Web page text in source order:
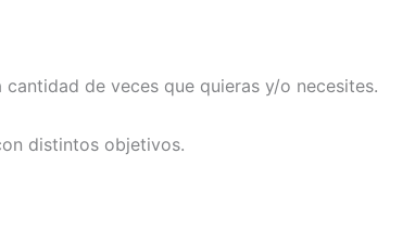
de veces que quieras y/o necesites.
distintos objetivos.